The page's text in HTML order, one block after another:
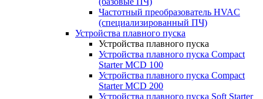
Частотный преобразователь HVAC
(специализированный ПЧ)
Устройства плавного пуска
Устройства плавного пуска
Устройства плавного пуска Compact
Starter MCD 100
Устройства плавного пуска Compact
Starter MCD 200
Устройства плавного пуска Soft Starter